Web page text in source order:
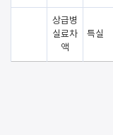
상급병
실료차
액
특실